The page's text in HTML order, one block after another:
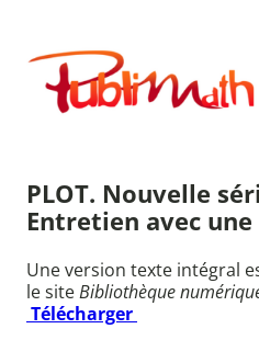
contenu
Publimath
PLOT. Nouvelle
Entretien avec
Une version texte intégral
le siteBibliothèque
Télécharger